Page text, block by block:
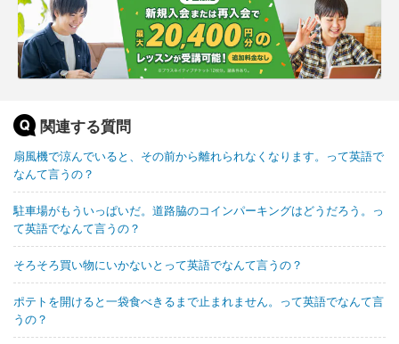
関連する質問
扇風機で涼んでいると、その前から離れられなくなります。って英語で
なんて言うの？
駐車場がもういっぱいだ。道路脇のコインパーキングはどうだろう。っ
て英語でなんて言うの？
そろそろ買い物にいかないとって英語でなんて言うの？
ポテトを開けると一袋食べきるまで止まれません。って英語でなんて言
うの？